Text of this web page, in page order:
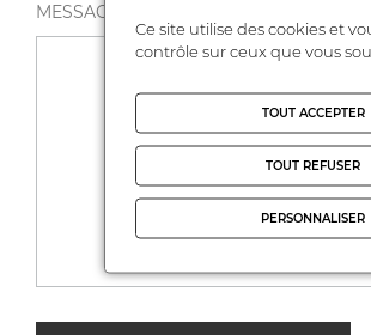
MESSAGE *
Ce site utilise des cookies et
contrôle sur ceux que vous
TOUT ACCEPTER
TOUT REFUSER
PERSONNALISER